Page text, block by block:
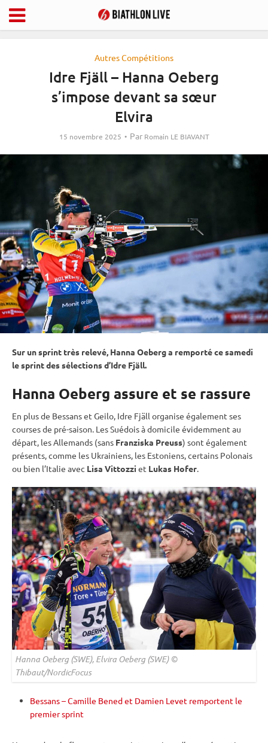
Autres Compétitions
Idre Fjäll – Hanna Oeberg
s’impose devant sa sœur
Elvira
15 novembre 2025 Par Romain LE BIAVANT
Sur unsprint très relevé, Hanna Oeberg a remporté ce samedi
lesprintdes sélections d’Idre Fjäll.
Hanna Oeberg assure et se rassure
En plus de Bessans et Geilo, Idre Fjäll organise également ses
courses de pré-saison. Les Suédois à domicile évidemment au
départ, les Allemands (sans Franziska Preuss) sont également
présents, comme les Ukrainiens, les Estoniens, certains Polonais
ou bien l’Italie avec Lisa Vittozzi et Lukas Hofer.
Hanna Oeberg (SWE), Elvira Oeberg (SWE) ©
Thibaut/NordicFocus
Bessans – Camille Bened et Damien Levet remportent le
premier sprint